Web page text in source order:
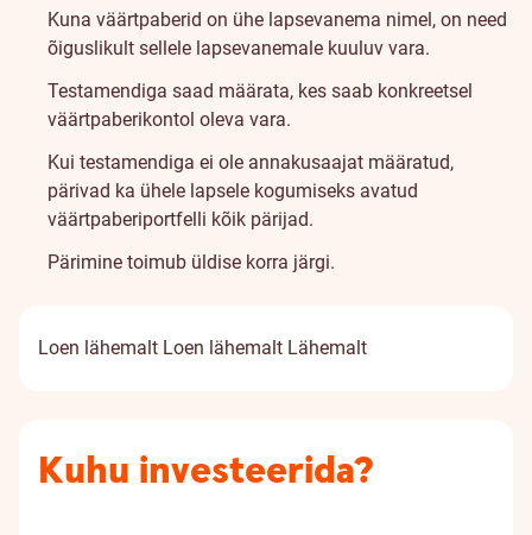
Kuna väärtpaberid on ühe lapsevanema nimel, on need
õiguslikult sellele lapsevanemale kuuluv vara.
Testamendiga saad määrata, kes saab konkreetsel
väärtpaberikontol oleva vara.
Kui testamendiga ei ole annakusaajat määratud,
pärivad ka ühele lapsele kogumiseks avatud
väärtpaberiportfelli kõik pärijad.
Pärimine toimub üldise korra järgi.
Loen lähemalt Loen lähemalt Lähemalt
Kuhu investeerida?